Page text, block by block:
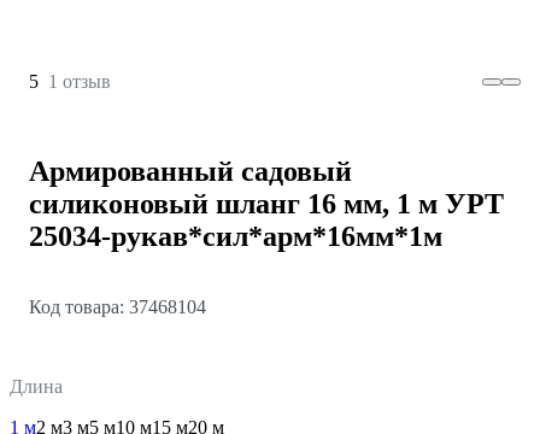
5 1 отзыв
Армированный садовый
силиконовый шланг 16 мм, 1 м УРТ
25034-рукав*сил*арм*16мм*1м
Код товара: 37468104
Длина
1 м2 м3 м5 м10 м15 м20 м